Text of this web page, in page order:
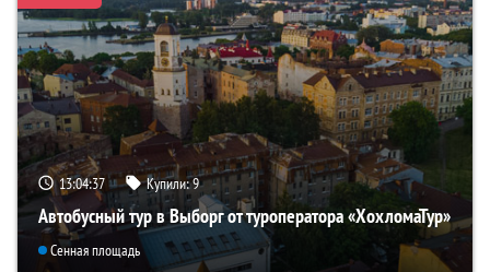
13:04:36 Купили:9
Автобусный тур в Выборг от туроператора «ХохломаТур»
Сенная площадь